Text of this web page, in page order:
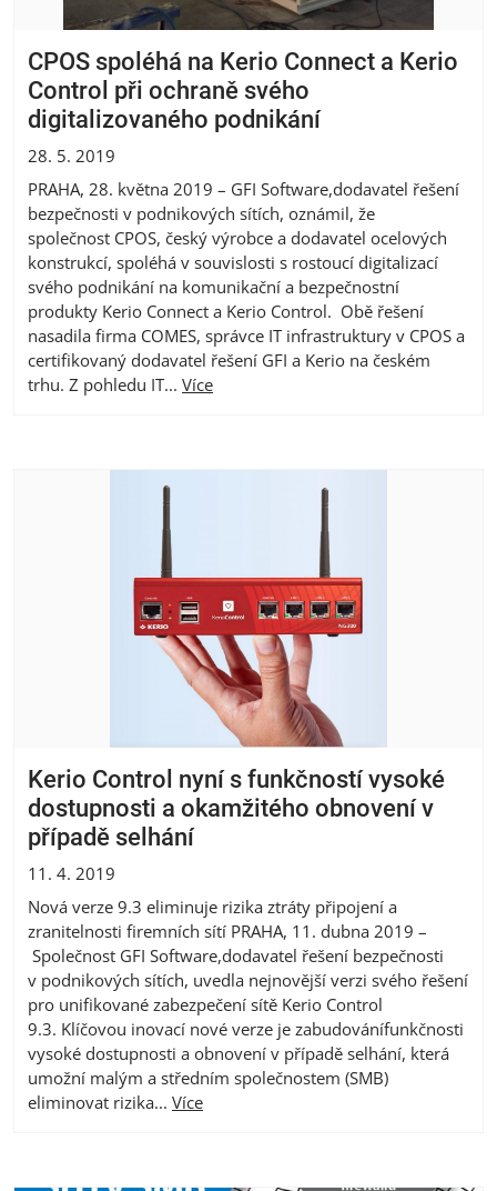
CPOS spoléhá na Kerio Connect a Kerio
Control při ochraně svého
digitalizovaného podnikání
28. 5. 2019
PRAHA, 28. května 2019 – GFI Software,dodavatel řešení
bezpečnosti v podnikových sítích, oznámil, že
společnost CPOS, český výrobce a dodavatel ocelových
konstrukcí, spoléhá v souvislosti s rostoucí digitalizací
svého podnikání na komunikační a bezpečnostní
produkty Kerio Connect a Kerio Control. Obě řešení
nasadila firma COMES, správce IT infrastruktury v CPOS a
certifikovaný dodavatel řešení GFI a Kerio na českém
trhu. Z pohledu IT... Více
Kerio Control nyní s funkčností vysoké
dostupnosti a okamžitého obnovení v
případě selhání
11. 4. 2019
Nová verze 9.3 eliminuje rizika ztráty připojení a
zranitelnosti firemních sítí PRAHA, 11. dubna 2019 –
Společnost GFI Software,dodavatel řešení bezpečnosti
v podnikových sítích, uvedla nejnovější verzi svého řešení
pro unifikované zabezpečení sítě Kerio Control
9.3. Klíčovou inovací nové verze je zabudovánífunkčnosti
vysoké dostupnosti a obnovení v případě selhání, která
umožní malým a středním společnostem (SMB)
eliminovat rizika... Více